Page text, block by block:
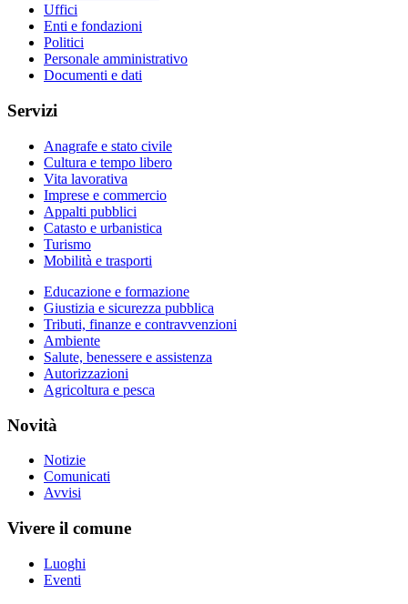
Uffici
Enti e fondazioni
Politici
Personale amministrativo
Documenti e dati
Servizi
Anagrafe e stato civile
Cultura e tempo libero
Vita lavorativa
Imprese e commercio
Appalti pubblici
Catasto e urbanistica
Turismo
Mobilità e trasporti
Educazione e formazione
Giustizia e sicurezza pubblica
Tributi, finanze e contravvenzioni
Ambiente
Salute, benessere e assistenza
Autorizzazioni
Agricoltura e pesca
Novità
Notizie
Comunicati
Avvisi
Vivere il comune
Luoghi
Eventi